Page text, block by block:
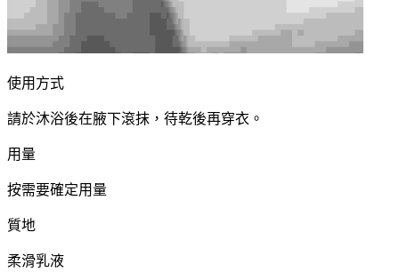
使用方式
請於沐浴後在腋下滾抹，待乾後再穿衣。
用量
按需要確定用量
質地
柔滑乳液